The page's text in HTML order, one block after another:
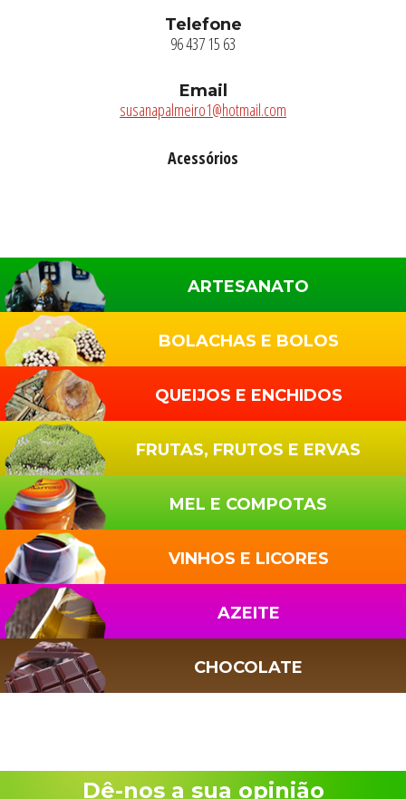
Telefone
96 437 15 63
Email
susanapalmeiro1@hotmail.com
Acessórios
Sidebar
primária
ARTESANATO
BOLACHAS E BOLOS
QUEIJOS E ENCHIDOS
FRUTAS, FRUTOS E ERVAS
MEL E COMPOTAS
VINHOS E LICORES
AZEITE
CHOCOLATE
Dê-nos a sua opinião